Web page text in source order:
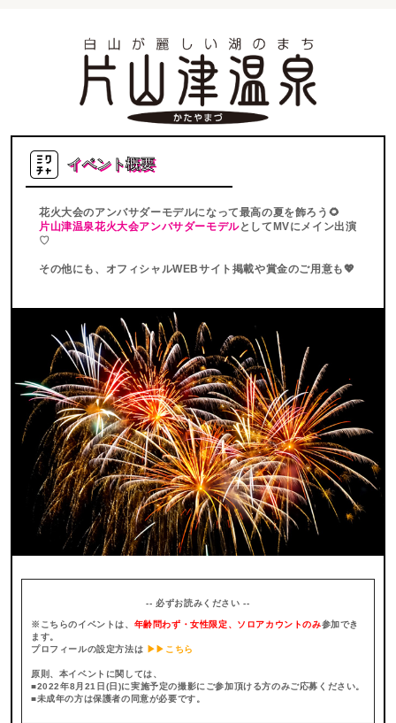
イベント概要
花火大会のアンバサダーモデルになって最高の夏を飾ろう🌻
片山津温泉花火大会アンバサダーモデルとしてMVにメイン出演
♡
その他にも、オフィシャルWEBサイト掲載や賞金のご用意も💖
-- 必ずお読みください --
※こちらのイベントは、 年齢問わず・女性限定、ソロアカウントのみ参加でき
ます。
プロフィールの設定方法は ▶▶こちら
原則、本イベントに関しては、
■2022年8月21日(日)に実施予定の撮影にご参加頂ける方のみご応募ください。
■未成年の方は保護者の同意が必要です。